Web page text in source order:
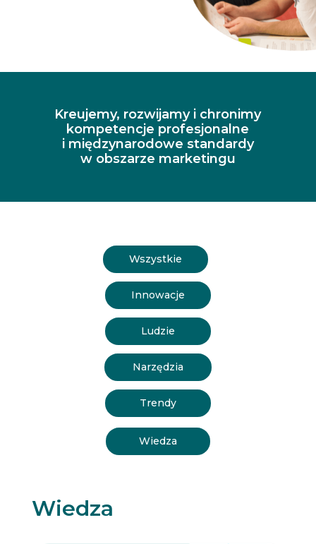
Kreujemy, rozwijamy i chronimy
kompetencje profesjonalne
i międzynarodowe standardy
w obszarze marketingu
Wszystkie
Innowacje
Ludzie
Narzędzia
Trendy
Wiedza
Wiedza